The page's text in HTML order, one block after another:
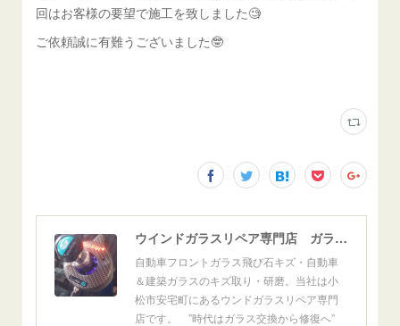
回はお客様の要望で施工を致しました🧐
ご依頼誠に有難うございました🤓
ウインドガラスリペア専門店 ガラスリペア・ヨシダ グラスウェルドジャパン 正規施工店 小松市
自動車フロントガラス飛び石キズ・自動車
＆建築ガラスのキズ取り・研磨。当社は小
松市安宅町にあるウンドガラスリペア専門
店です。 ”時代はガラス交換から修復へ”